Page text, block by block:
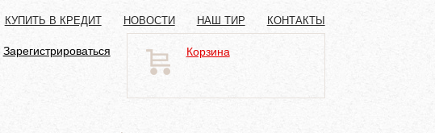
КУПИТЬ В КРЕДИТ НОВОСТИ НАШ ТИР КОНТАКТЫ
Зарегистрироваться Корзина